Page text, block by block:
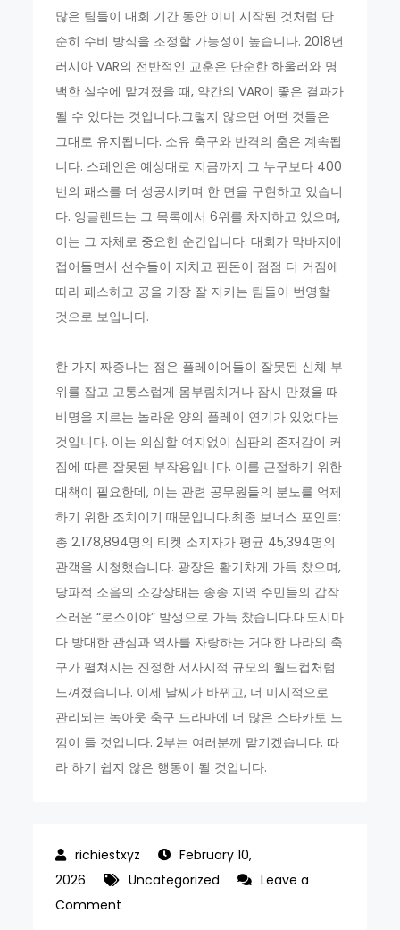
많은 팀들이 대회 기간 동안 이미 시작된 것처럼 단
순히 수비 방식을 조정할 가능성이 높습니다. 2018년
러시아 VAR의 전반적인 교훈은 단순한 하울러와 명
백한 실수에 맡겨졌을 때, 약간의 VAR이 좋은 결과가
될 수 있다는 것입니다.그렇지 않으면 어떤 것들은
그대로 유지됩니다. 소유 축구와 반격의 춤은 계속됩
니다. 스페인은 예상대로 지금까지 그 누구보다 400
번의 패스를 더 성공시키며 한 면을 구현하고 있습니
다. 잉글랜드는 그 목록에서 6위를 차지하고 있으며,
이는 그 자체로 중요한 순간입니다. 대회가 막바지에
접어들면서 선수들이 지치고 판돈이 점점 더 커짐에
따라 패스하고 공을 가장 잘 지키는 팀들이 번영할
것으로 보입니다.
한 가지 짜증나는 점은 플레이어들이 잘못된 신체 부
위를 잡고 고통스럽게 몸부림치거나 잠시 만졌을 때
비명을 지르는 놀라운 양의 플레이 연기가 있었다는
것입니다. 이는 의심할 여지없이 심판의 존재감이 커
짐에 따른 잘못된 부작용입니다. 이를 근절하기 위한
대책이 필요한데, 이는 관련 공무원들의 분노를 억제
하기 위한 조치이기 때문입니다.최종 보너스 포인트:
총 2,178,894명의 티켓 소지자가 평균 45,394명의
관객을 시청했습니다. 광장은 활기차게 가득 찼으며,
당파적 소음의 소강상태는 종종 지역 주민들의 갑작
스러운 “로스이야” 발생으로 가득 찼습니다.대도시마
다 방대한 관심과 역사를 자랑하는 거대한 나라의 축
구가 펼쳐지는 진정한 서사시적 규모의 월드컵처럼
느껴졌습니다. 이제 날씨가 바뀌고, 더 미시적으로
관리되는 녹아웃 축구 드라마에 더 많은 스타카토 느
낌이 들 것입니다. 2부는 여러분께 맡기겠습니다. 따
라 하기 쉽지 않은 행동이 될 것입니다.
February 10,
2026
Uncategorized
Leave a
Comment